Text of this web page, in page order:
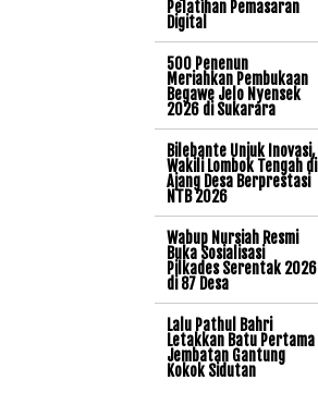
Pelatihan Pemasaran
Digital
500 Penenun
Meriahkan Pembukaan
Begawe Jelo Nyensek
2026 di Sukarara
Bilebante Unjuk Inovasi,
Wakili Lombok Tengah di
Ajang Desa Berprestasi
NTB 2026
Wabup Nursiah Resmi
Buka Sosialisasi
Pilkades Serentak 2026
di 87 Desa
Lalu Pathul Bahri
Letakkan Batu Pertama
Jembatan Gantung
Kokok Sidutan